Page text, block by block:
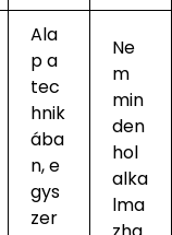
Ala
p a
tec
hnik
ába
n, e
gys
zer
Ne
m
min
den
hol
alka
lma